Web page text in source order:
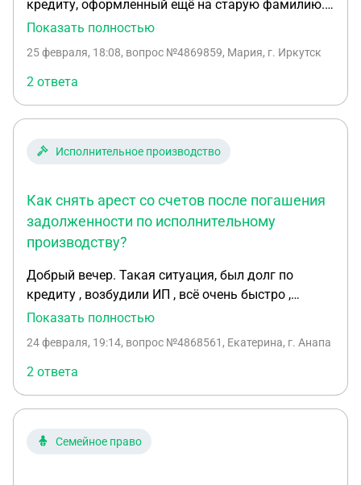
кредиту, оформленный ещё на старую фамилию.
Никаких писем не приходило. Фамилия
Просто пришло уведомление на госуслугах том,
что возбуждено исполнительное производство.
Что делать?
Показать полностью
25 февраля, 18:08, вопрос №4869859, Мария, г. Иркутск
2 ответа
Исполнительное производство
Как снять арест со счетов после погашения
задолженности по исполнительному
производству?
Добрый вечер. Такая ситуация, был долг по
кредиту , возбудили ИП , всё очень быстро ,
возбудило , прислали исполнительный лист ,
следующий день присылают документы , что типа
арестовываем счета , при чем все которые есть , я
в общем то зашла через гос услуги и оплатила это
всё дело , но через пару часов все счета все таки
праздников , арест не сняли , отправляла уже
Показать полностью
24 февраля, 19:14, вопрос №4868561, Екатерина, г. Анапа
2 ответа
Семейное право